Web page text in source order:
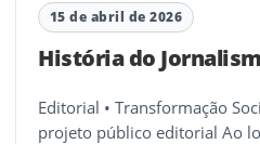
15 de abril de 2026
História do
Editorial • Transformação
projeto público editorial Ao